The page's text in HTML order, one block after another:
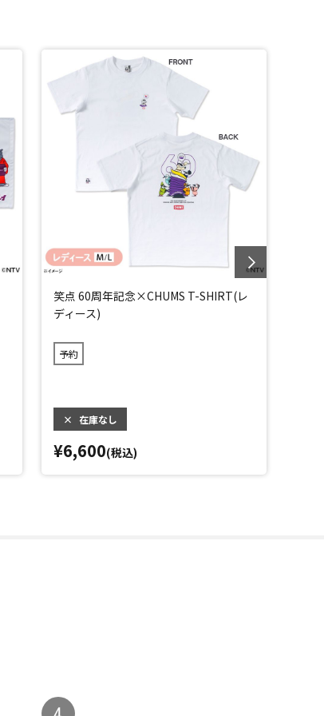
笑点 60周年記念×CHUMS T-SHIRT(レ
ディース)
予約
× 在庫なし
¥6,600(税込)